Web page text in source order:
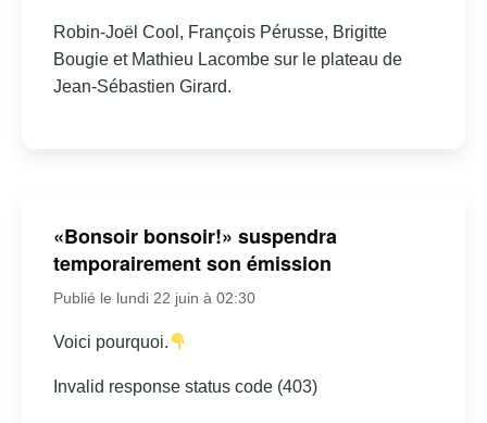
Robin-Joël Cool, François Pérusse, Brigitte
Bougie et Mathieu Lacombe sur le plateau de
Jean-Sébastien Girard.
«Bonsoir bonsoir!» suspendra
temporairement son émission
Publié le lundi 22 juin à 02:30
Voici pourquoi.
Invalid response status code (403)